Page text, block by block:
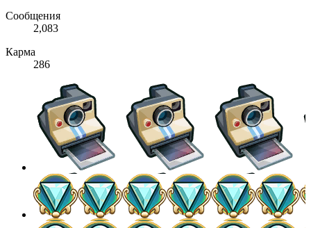
Сообщения
2,083
Карма
286